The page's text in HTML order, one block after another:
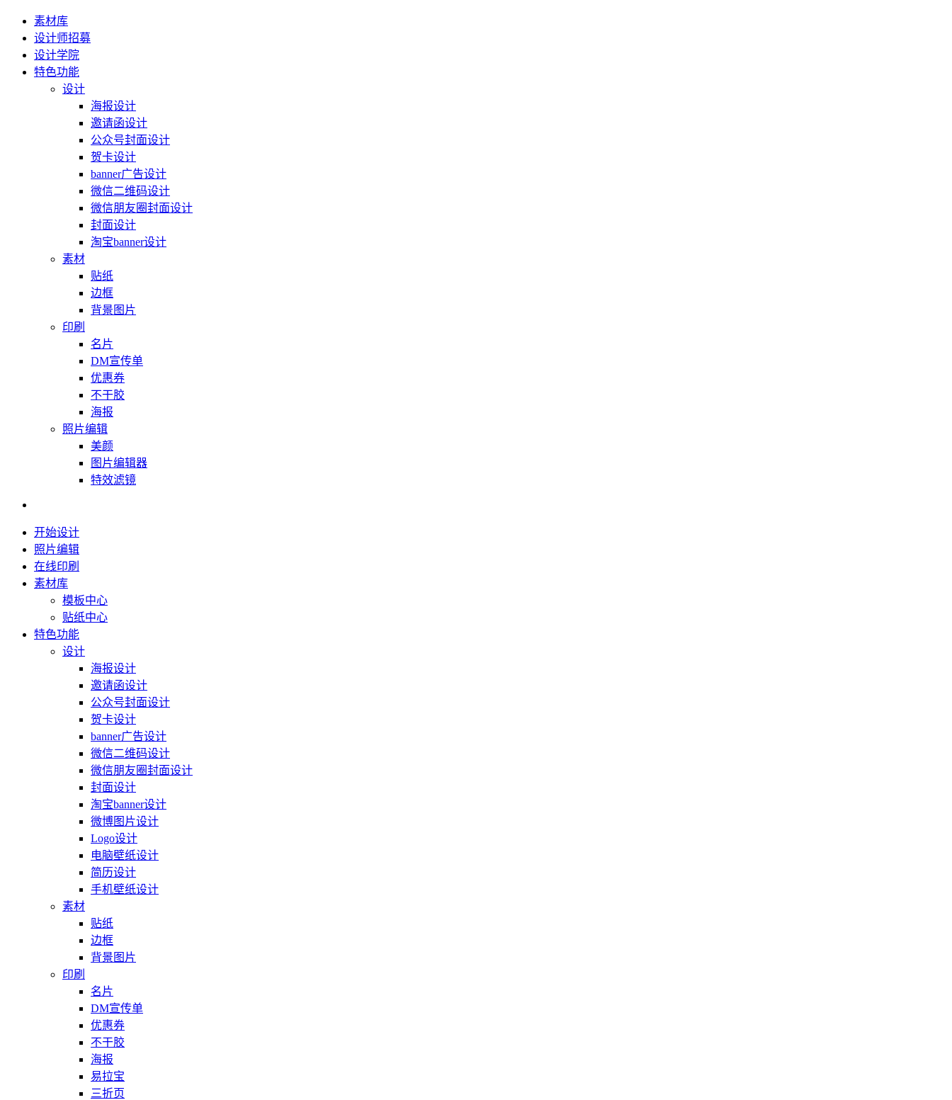
素材库
设计师招募
设计学院
特色功能
设计
海报设计
邀请函设计
公众号封面设计
贺卡设计
banner广告设计
微信二维码设计
微信朋友圈封面设计
封面设计
淘宝banner设计
素材
贴纸
边框
背景图片
印刷
名片
DM宣传单
优惠券
不干胶
海报
照片编辑
美颜
图片编辑器
特效滤镜
开始设计
照片编辑
在线印刷
素材库
模板中心
贴纸中心
特色功能
设计
海报设计
邀请函设计
公众号封面设计
贺卡设计
banner广告设计
微信二维码设计
微信朋友圈封面设计
封面设计
淘宝banner设计
微博图片设计
Logo设计
电脑壁纸设计
简历设计
手机壁纸设计
素材
贴纸
边框
背景图片
印刷
名片
DM宣传单
优惠券
不干胶
海报
易拉宝
三折页